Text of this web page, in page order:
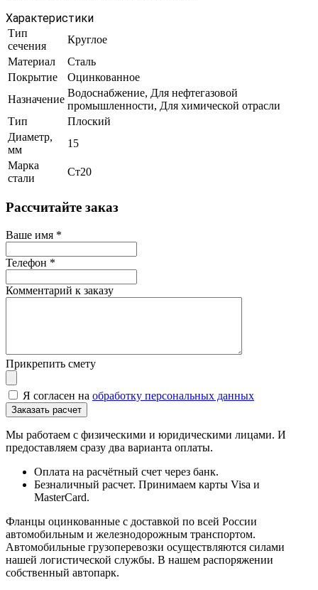
Характеристики
Тип
сечения
Круглое
Материал
Сталь
Покрытие
Оцинкованное
Назначение
Водоснабжение, Для нефтегазовой
промышленности, Для химической отрасли
Тип
Плоский
Диаметр,
мм
15
Марка
стали
Ст20
Рассчитайте заказ
Ваше имя *
Телефон *
Комментарий к заказу
Прикрепить смету
Я согласен на обработку персональных данных
Мы работаем с физическими и юридическими лицами. И
предоставляем сразу два варианта оплаты.
Оплата на расчётный счет через банк.
Безналичный расчет. Принимаем карты Visa и
MasterCard.
Фланцы оцинкованные с доставкой по всей России
автомобильным и железнодорожным транспортом.
Автомобильные грузоперевозки осуществляются силами
нашей логистической службы. В нашем распоряжении
собственный автопарк.